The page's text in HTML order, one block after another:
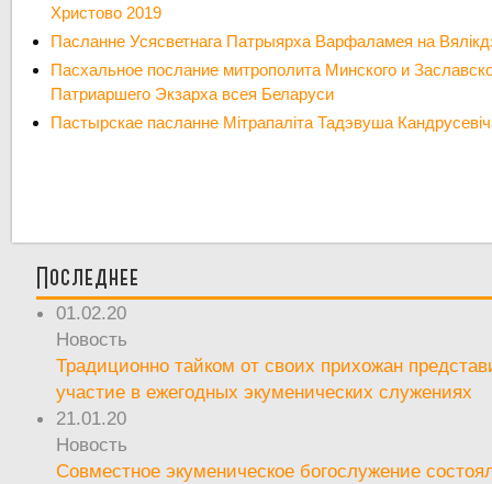
Христово 2019
Пасланне Усясветнага Патрыярха Варфаламея на
Пасхальное послание митрополита Минского и
Патриаршего Экзарха всея Беларуси
Пастырскае пасланне Мітрапаліта Тадэвуша
Последнее
01.02.20
Новость
Традиционно тайком от своих прихожан
участие в ежегодных экуменических служениях
21.01.20
Новость
Совместное экуменическое богослужение